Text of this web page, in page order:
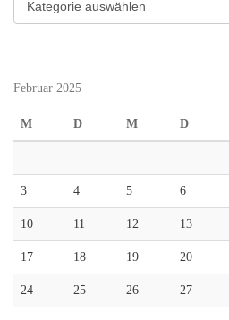
Februar 2025
M D M D
3 4 5 6
10 11 12 13
17 18 19 20
24 25 26 27